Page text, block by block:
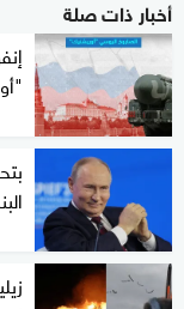
أخبار ذات صلة